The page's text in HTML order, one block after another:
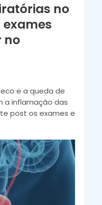
no
no
e a queda de
a inflamação das
post os exames e